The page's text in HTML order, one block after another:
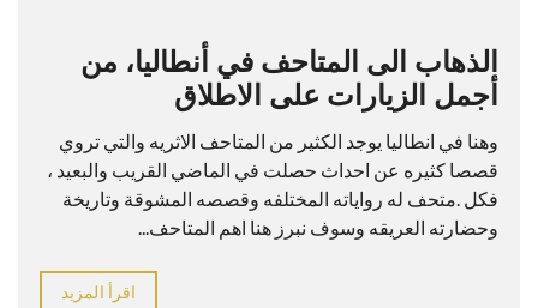
الذهاب الى المتاحف في أنطاليا، من
أجمل الزيارات على الاطلاق
وهنا في انطاليا يوجد الكثير من المتاحف الاثريه والتي تروي
قصصا كثيره عن احداث حصلت في الماضي القريب والبعيد ،
فكل .متحف له رواياته المختلفه وقصصه المشوقة وتاريخة
وحضارته العريقه وسوف نبرز هنا اهم المتاحف...
اقرأ المزيد